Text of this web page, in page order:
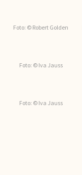
Foto: © Robert Golden
Foto: © Iva Jauss
Foto: © Iva Jauss